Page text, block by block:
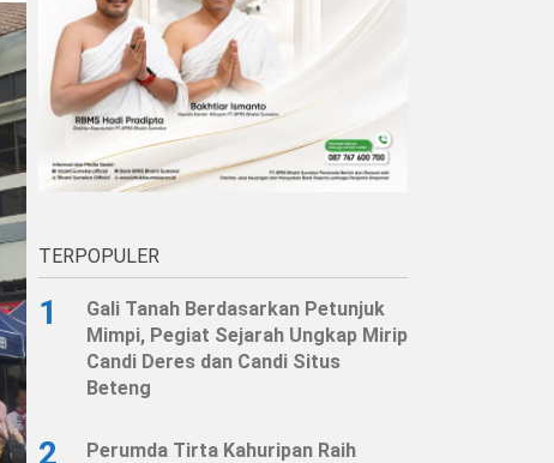
TERPOPULER
1
Gali Tanah Berdasarkan Petunjuk
Mimpi, Pegiat Sejarah Ungkap Mirip
Candi Deres dan Candi Situs
Beteng
2
Perumda Tirta Kahuripan Raih